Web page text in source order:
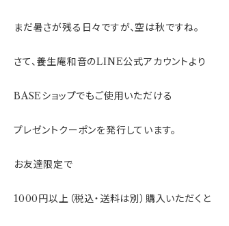
まだ暑さが残る日々ですが、空は秋ですね。
さて、養生庵和音のLINE公式アカウントより
BASEショップでもご使用いただける
プレゼントクーポンを発行しています。
お友達限定で
1000円以上（税込・送料は別）購入いただくと